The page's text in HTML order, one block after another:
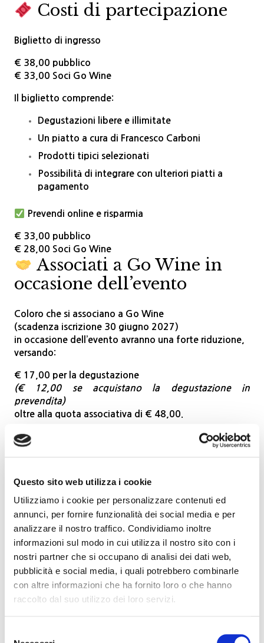
Questo sito web utilizza i cookie
Utilizziamo i cookie per personalizzare contenuti ed
annunci, per fornire funzionalità dei social media e per
analizzare il nostro traffico. Condividiamo inoltre
informazioni sul modo in cui utilizza il nostro sito con i
nostri partner che si occupano di analisi dei dati web,
pubblicità e social media, i quali potrebbero combinarle
con altre informazioni che ha fornito loro o che hanno
raccolto dal suo utilizzo dei loro servizi.
Costi di partecipazione
Biglietto di ingresso
€ 38,00 pubblico
€ 33,00 Soci Go Wine
Il biglietto comprende:
Degustazioni libere e illimitate
Un piatto a cura di Francesco Carboni
Prodotti tipici selezionati
Possibilità di integrare con ulteriori piatti a
pagamento
Prevendi online e risparmia
€ 33,00 pubblico
€ 28,00 Soci Go Wine
Associati a Go Wine in
occasione dell’evento
Coloro che si associano a Go Wine
( scadenza iscrizione 30 giugno 2027 )
in occasione dell’evento avranno una forte riduzione
versando:
€ 17,00 per la degustazione
(€ 12,00 se acquistano la degustazione in
prevendita)
oltre alla quota associativa di € 48,00
Se si è interessati ad associarsi e usufruire della
promozione,
per conoscere le modalità di prenotazione.
Prenotazioni
Per partecipare all’evento è consigliata la
prenotazione,
per assicurarsi il posto e favorire il corretto
svolgimento della serata.
Le prenotazioni si riceveranno entro le